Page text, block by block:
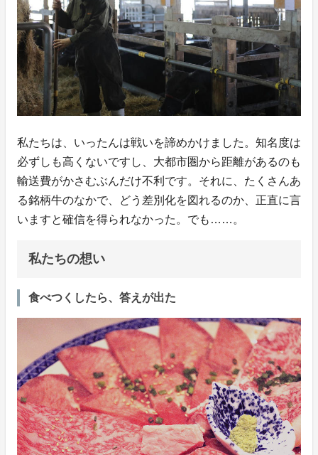
私たちは、いったんは戦いを諦めかけました。知名度は
必ずしも高くないですし、大都市圏から距離があるのも
輸送費がかさむぶんだけ不利です。それに、たくさんあ
る銘柄牛のなかで、どう差別化を図れるのか、正直に言
いますと確信を得られなかった。でも……。
私たちの想い
食べつくしたら、答えが出た